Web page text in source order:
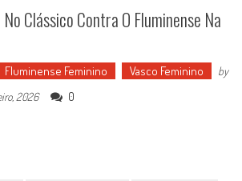
Clássico Contra O Fluminense Na
Fluminense Feminino Vasco Feminino
by
2026 0